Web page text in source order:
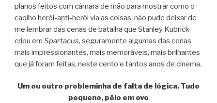
planos feitos com câmara de mão para mostrar como o
caolho herói-anti-herói via as coisas, não pude deixar de
me lembrar das cenas de batalha que Stanley Kubrick
criou em Spartacus, seguramente algumas das cenas
mais impressionantes, mais memoráveis, mais brilhantes
que já foram feitas, neste cento e tantos anos de cinema.
Um ou outro probleminha de falta de lógica. Tudo
pequeno, pêlo em ovo